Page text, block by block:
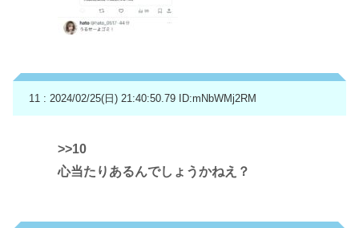
11 : 2024/02/25(日) 21:40:50.79 ID:mNbWMj2RM
>>10
心当たりあるんでしょうかねえ？